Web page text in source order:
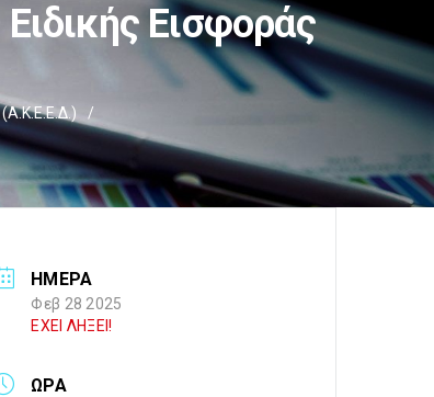
Εισφοράς
/
ΗΜΕΡΑ
Φεβ 28 2025
ΕΧΕΙ ΛΗΞΕΙ!
ΩΡΑ